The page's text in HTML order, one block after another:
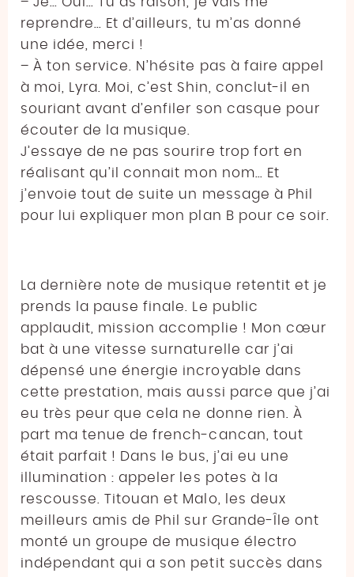
reprendre… Et d’ailleurs, tu m’as donné
une idée, merci !
– À ton service. N’hésite pas à faire appel
à moi, Lyra. Moi, c’est Shin, conclut-il en
souriant avant d’enfiler son casque pour
écouter de la musique.
J’essaye de ne pas sourire trop fort en
réalisant qu’il connait mon nom… Et
j’envoie tout de suite un message à Phil
pour lui expliquer mon plan B pour ce soir.
La dernière note de musique retentit et je
prends la pause finale. Le public
applaudit, mission accomplie ! Mon cœur
bat à une vitesse surnaturelle car j’ai
dépensé une énergie incroyable dans
cette prestation, mais aussi parce que j’ai
eu très peur que cela ne donne rien. À
part ma tenue de french-cancan, tout
était parfait ! Dans le bus, j’ai eu une
illumination : appeler les potes à la
rescousse. Titouan et Malo, les deux
meilleurs amis de Phil sur Grande-Île ont
monté un groupe de musique électro
indépendant qui a son petit succès dans